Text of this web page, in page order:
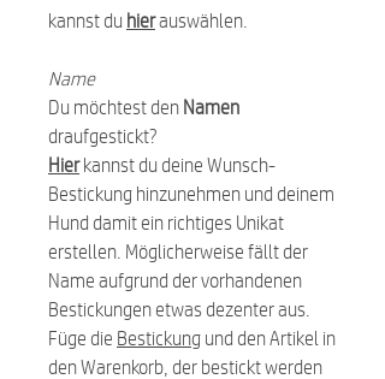
kannst du hierauswählen.
Name
Du möchtest den Namen
draufgestickt?
Hierkannst du deine Wunsch-
Bestickung hinzunehmen und deinem
Hund damit ein richtiges Unikat
erstellen. Möglicherweise fällt der
Name aufgrund der vorhandenen
Bestickungen etwas dezenter aus.
Füge die Bestickung und den Artikel in
den Warenkorb, der bestickt werden